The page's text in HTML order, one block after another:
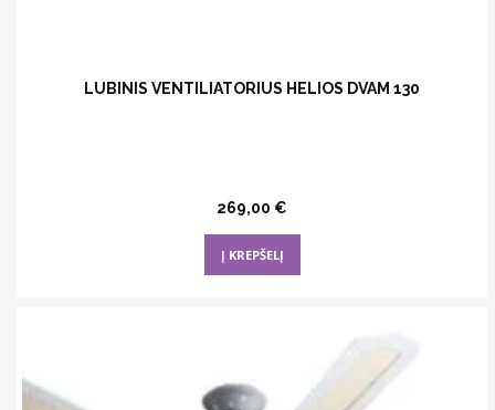
LUBINIS VENTILIATORIUS HELIOS DVAM 130
269,00 €
Į KREPŠELĮ